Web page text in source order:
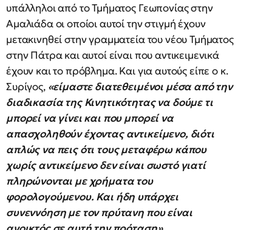
υπάλληλοι από το Τμήματος Γεωπονίας στην
Αμαλιάδα οι οποίοι αυτοί την στιγμή έχουν
μετακινηθεί στην γραμματεία του νέου Τμήματος
στην Πάτρα και αυτοί είναι που αντικειμενικά
έχουν και το πρόβλημα. Και για αυτούς είπε ο κ.
Συρίγος, «είμαστε διατεθειμένοι μέσα από την
διαδικασία της Κινητικότητας να δούμε τι
μπορεί να γίνει και που μπορεί να
απασχοληθούν έχοντας αντικείμενο, διότι
απλώς να πεις ότι τους μεταφέρω κάπου
χωρίς αντικείμενο δεν είναι σωστό γιατί
πληρώνονται με χρήματα του
φορολογούμενου. Και ήδη υπάρχει
συνεννόηση με τον πρύτανη που είναι